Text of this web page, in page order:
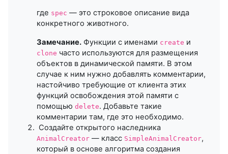
где spec — это строковое описание вида
конкретного животного.
Замечание. Функции с именами create и
clone часто используются для размещения
объектов в динамической памяти. В этом
случае к ним нужно добавлять комментарии,
настойчиво требующие от клиента этих
функций освобождения этой памяти с
помощью delete. Добавьте такие
комментарии там, где это необходимо.
Создайте открытого наследника
AnimalCreator — класс SimpleAnimalCreator,
который в основе алгоритма создания